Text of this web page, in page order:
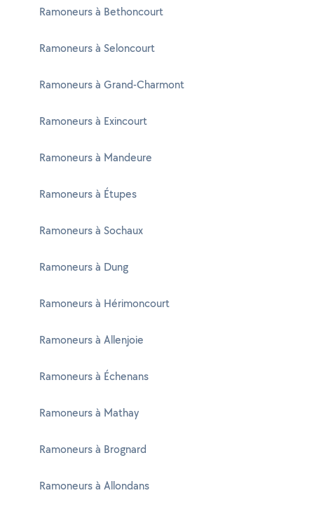
Ramoneurs à Bethoncourt
Ramoneurs à Seloncourt
Ramoneurs à Grand-Charmont
Ramoneurs à Exincourt
Ramoneurs à Mandeure
Ramoneurs à Étupes
Ramoneurs à Sochaux
Ramoneurs à Dung
Ramoneurs à Hérimoncourt
Ramoneurs à Allenjoie
Ramoneurs à Échenans
Ramoneurs à Mathay
Ramoneurs à Brognard
Ramoneurs à Allondans